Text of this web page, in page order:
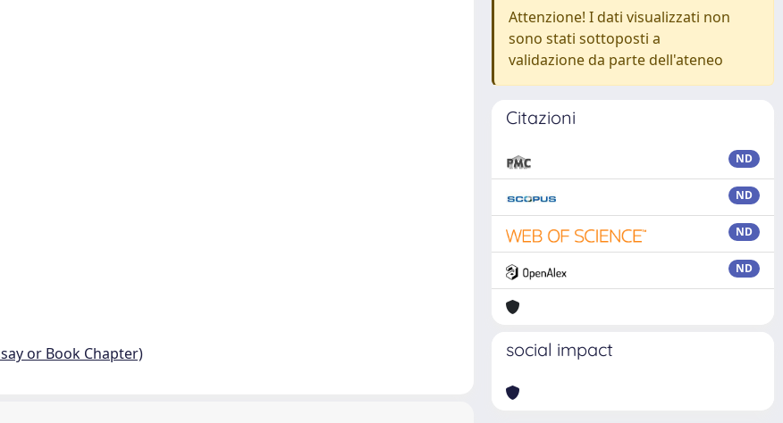
or Book Chapter)
Attenzione! I dati visualizzati non
sono stati sottoposti a
validazione da parte dell'ateneo
Citazioni
ND
ND
ND
ND
social impact